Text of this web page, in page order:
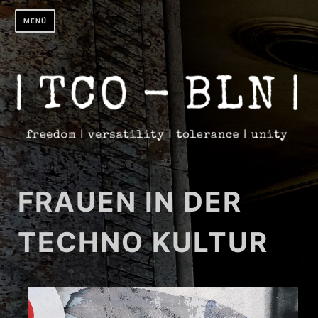
Zum
Inhalt
springen
MENÜ
FRAUEN IN DER
TECHNO KULTUR